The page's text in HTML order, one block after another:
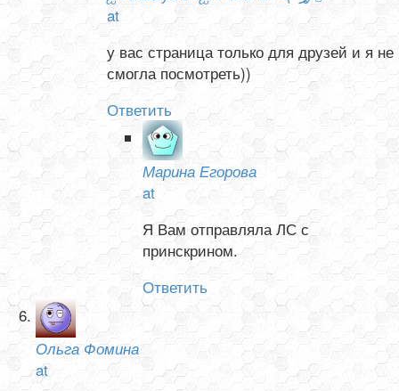
at
у вас страница только для друзей и я не
смогла посмотреть))
Ответить
Марина Егорова
at
Я Вам отправляла ЛС с
принскрином.
Ответить
Ольга Фомина
at